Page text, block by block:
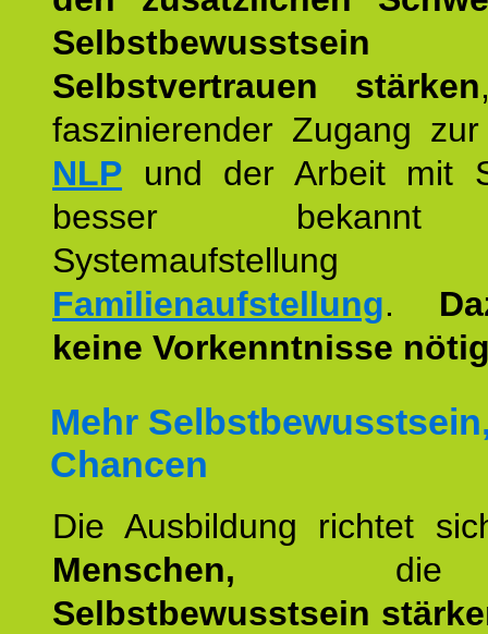
Selbstvertrauen stärken
faszinierender Zugang
NLP und der Arbeit mit
besser
Familienaufstellung.
keine Vorkenntnisse
Mehr
Chancen
Die Ausbildung richtet
Menschen, die
Selbstbewusstsein